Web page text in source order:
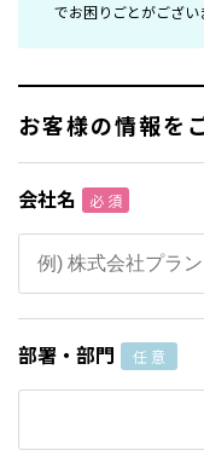
でお困りごとがござい
お客様の情報を
会社名 必 須
部署・部門 任 意